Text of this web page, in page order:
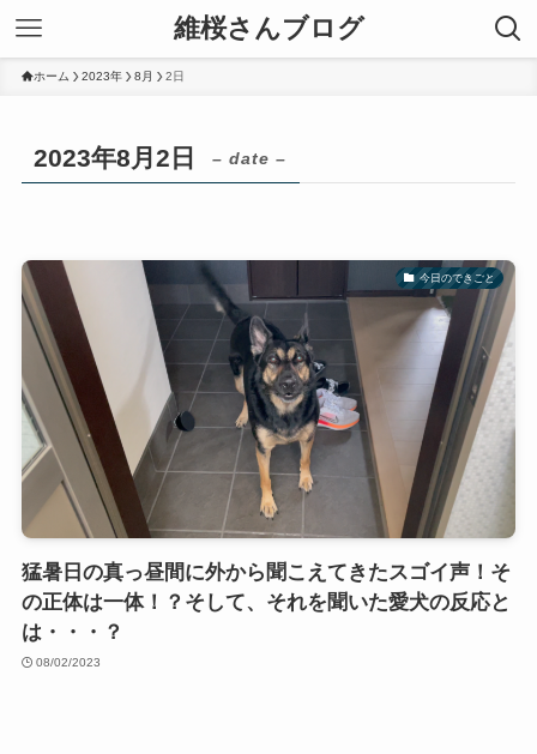
維桜さんブログ
ホーム 2023年 8月 2日
2023年8月2日 – date –
今日のできごと
猛暑日の真っ昼間に外から聞こえてきたスゴイ声！そ
の正体は一体！？そして、それを聞いた愛犬の反応と
は・・・？
08/02/2023